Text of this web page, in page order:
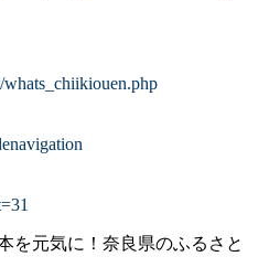
を元気に！奈良県のふるさと